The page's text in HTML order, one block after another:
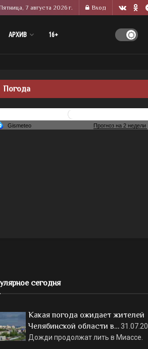
7 августа 2026 г. Вход
АРХИВ 16+
Погода
сегодня
Какая погода ожидает жителей
Челябинской области в…
Дожди продолжат лить в Миассе.